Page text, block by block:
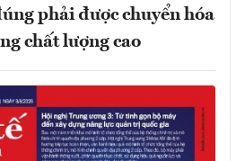
phải được chuyển hóa
chất lượng cao